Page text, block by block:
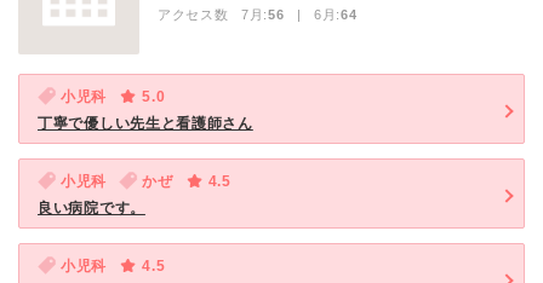
アクセス数 7月:56 | 6月:64
小児科
5.0
丁寧で優しい先生と看護師さん
小児科 かぜ
4.5
良い病院です。
小児科
4.5